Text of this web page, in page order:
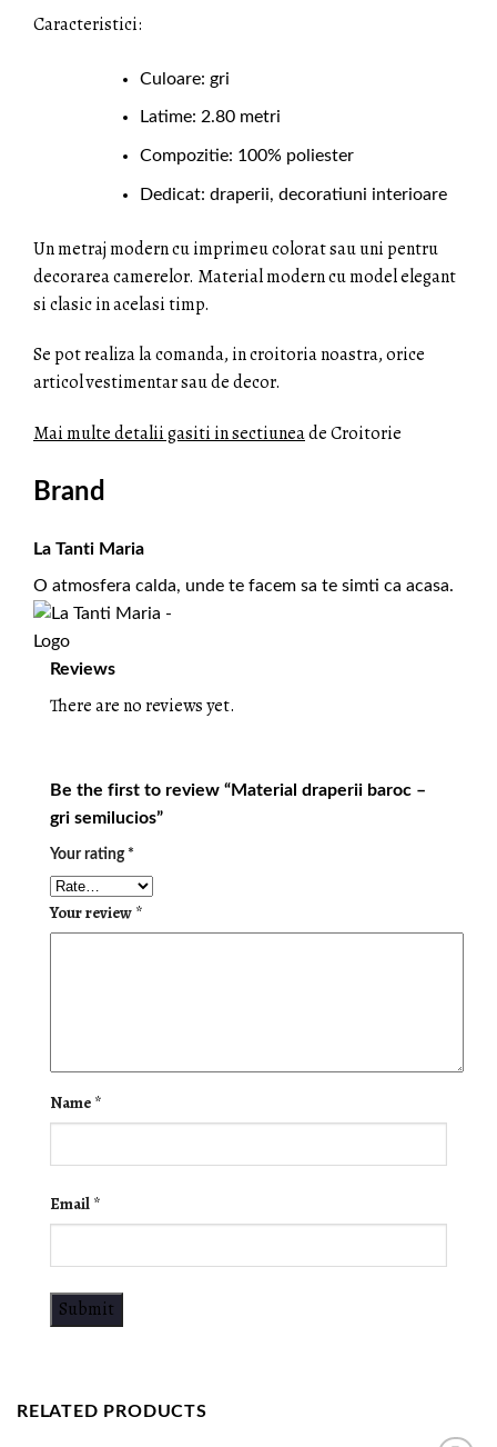
Caracteristici:
Culoare: gri
Latime: 2.80 metri
Compozitie: 100% poliester
Dedicat: draperii, decoratiuni interioare
Un metraj modern cu imprimeu colorat sau uni pentru
decorarea camerelor. Material modern cu model elegant
si clasic in acelasi timp.
Se pot realiza lacomanda, in croitorianoastra, orice
articol vestimentar sau de decor.
Mai multe detalii gasiti in sectiuneadeCroitorie
Brand
La Tanti Maria
O atmosfera calda, unde te facem sa te simti ca acasa.
Reviews
There are no reviews yet.
Be the first to review “Material draperii baroc –
gri semilucios”
Your rating *
Your review *
Name *
Email *
RELATED PRODUCTS